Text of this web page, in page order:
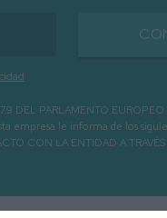
DEL PARLAMENTO
empresa le informa de los
CON LA ENTIDAD A